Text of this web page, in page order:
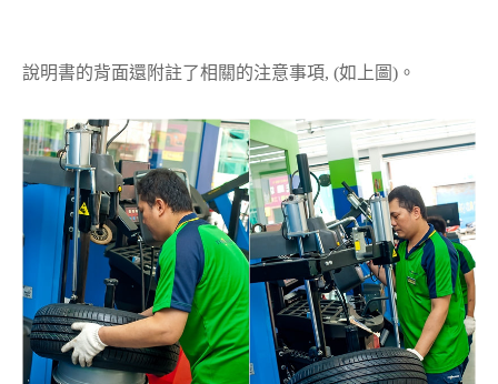
說明書的背面還附註了相關的注意事項, (如上圖)。